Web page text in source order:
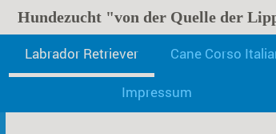
Hundezucht "von der Quelle der
Labrador Retriever Cane Corso
ImpressumLabrador